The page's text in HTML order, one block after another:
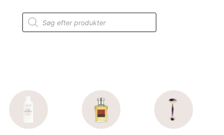
Products
search